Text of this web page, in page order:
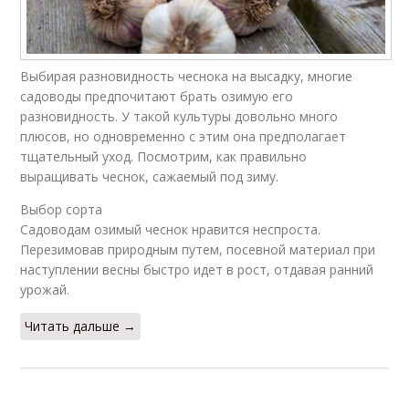
Выбирая разновидность чеснока на высадку, многие
садоводы предпочитают брать озимую его
разновидность. У такой культуры довольно много
плюсов, но одновременно с этим она предполагает
тщательный уход. Посмотрим, как правильно
выращивать чеснок, сажаемый под зиму.
Выбор сорта
Садоводам озимый чеснок нравится неспроста.
Перезимовав природным путем, посевной материал при
наступлении весны быстро идет в рост, отдавая ранний
урожай.
Читать дальше →